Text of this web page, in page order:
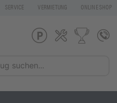
SERVICE VERMIETUNG ONLINE SHOP